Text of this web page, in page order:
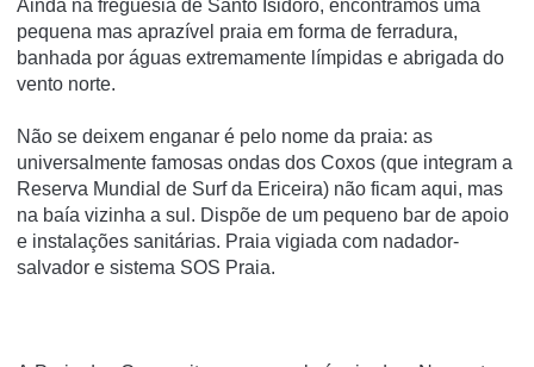
Ainda na freguesia de Santo Isidoro, encontramos uma
pequena mas aprazível praia em forma de ferradura,
banhada por águas extremamente límpidas e abrigada do
vento norte.
Não se deixem enganar é pelo nome da praia: as
universalmente famosas ondas dos Coxos (que integram a
Reserva Mundial de Surf da Ericeira) não ficam aqui, mas
na baía vizinha a sul. Dispõe de um pequeno bar de apoio
e instalações sanitárias. Praia vigiada com nadador-
salvador e sistema SOS Praia.